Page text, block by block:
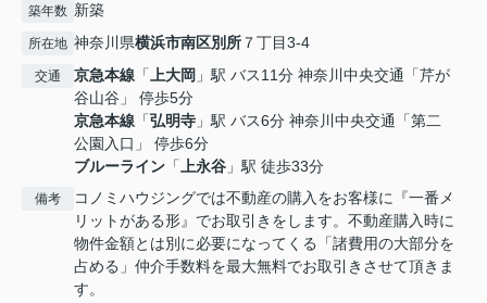
築年数 新築
所在地 神奈川県横浜市南区別所 ７丁目3-4
交通 京急本線 「上大岡 」駅 バス11分 神奈川中央交通「芹が
谷山谷」 停歩5分
京急本線 「弘明寺 」駅 バス6分 神奈川中央交通「第二
公園入口」 停歩6分
ブルーライン 「上永谷 」駅 徒歩33分
備考
コノミハウジングでは不動産の購入をお客様に『一番メ
リットがある形』でお取引きをします。不動産購入時に
物件金額とは別に必要になってくる「諸費用の大部分を
占める」仲介手数料を最大無料でお取引きさせて頂きま
す。